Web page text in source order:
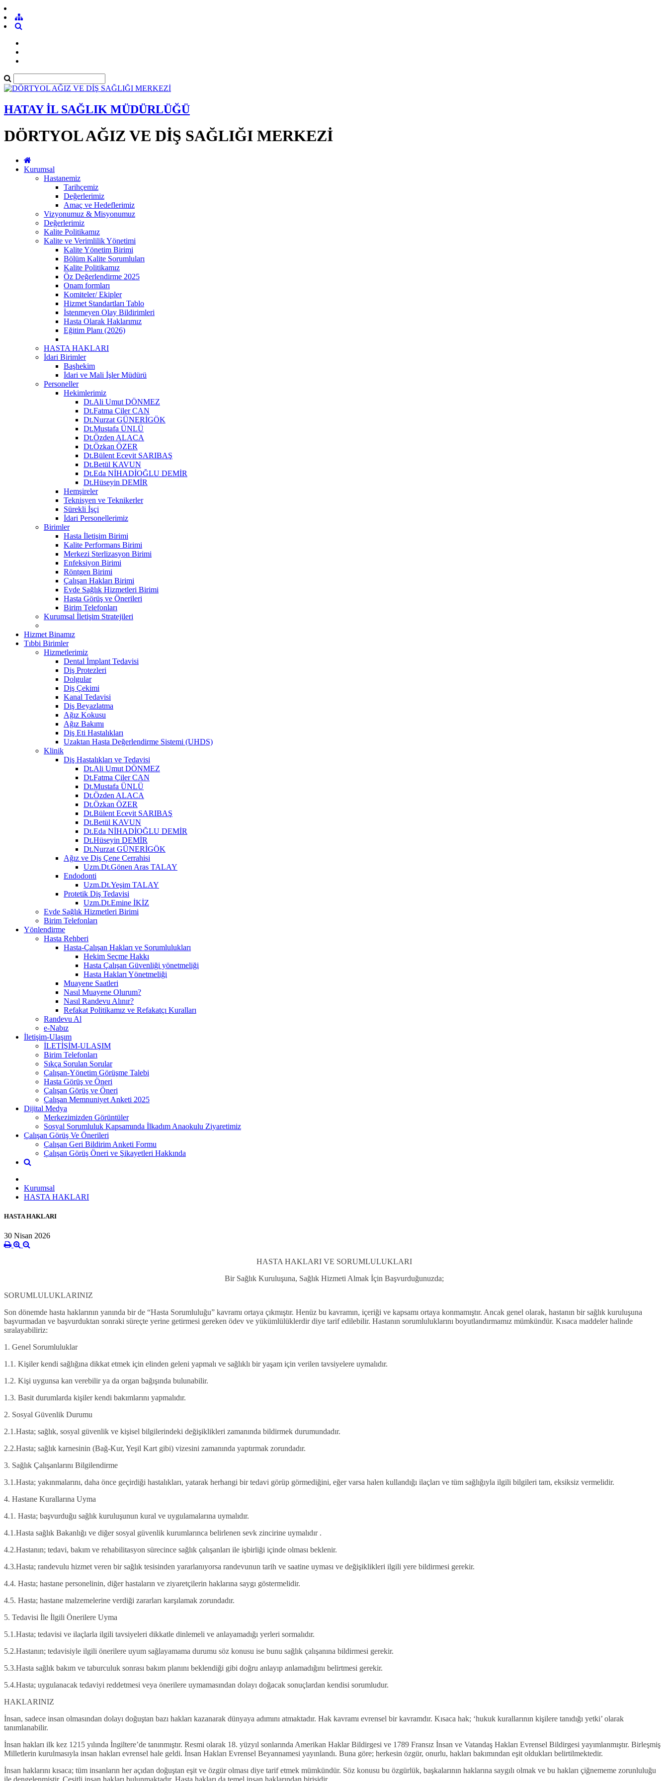
HATAY İL SAĞLIK MÜDÜRLÜĞÜ
DÖRTYOL AĞIZ VE DİŞ SAĞLIĞI MERKEZİ
Kurumsal
Hastanemiz
Tarihçemiz
Değerlerimiz
Amaç ve Hedeflerimiz
Vizyonumuz & Misyonumuz
Değerlerimiz
Kalite Politikamız
Kalite ve Verimlilik Yönetimi
Kalite Yönetim Birimi
Bölüm Kalite Sorumluları
Kalite Politikamız
Öz Değerlendirme 2025
Onam formları
Komiteler/ Ekipler
Hizmet Standartları Tablo
İstenmeyen Olay Bildirimleri
Hasta Olarak Haklarımız
Eğitim Planı (2026)
HASTA HAKLARI
İdari Birimler
Başhekim
İdari ve Mali İşler Müdürü
Personeller
Hekimlerimiz
Dt.Ali Umut DÖNMEZ
Dt.Fatma Çiler CAN
Dt.Nurzat GÜNERİGÖK
Dt.Mustafa ÜNLÜ
Dt.Özden ALACA
Dt.Özkan ÖZER
Dt.Bülent Ecevit SARIBAŞ
Dt.Betül KAVUN
Dt.Eda NİHADİOĞLU DEMİR
Dt.Hüseyin DEMİR
Hemşireler
Teknisyen ve Teknikerler
Sürekli İşçi
İdari Personellerimiz
Birimler
Hasta İletişim Birimi
Kalite Performans Birimi
Merkezi Sterlizasyon Birimi
Enfeksiyon Birimi
Röntgen Birimi
Çalışan Hakları Birimi
Evde Sağlık Hizmetleri Birimi
Hasta Görüş ve Önerileri
Birim Telefonları
Kurumsal İletişim Stratejileri
Hizmet Binamız
Tıbbi Birimler
Hizmetlerimiz
Dental İmplant Tedavisi
Diş Protezleri
Dolgular
Diş Çekimi
Kanal Tedavisi
Diş Beyazlatma
Ağız Kokusu
Ağız Bakımı
Diş Eti Hastalıkları
Uzaktan Hasta Değerlendirme Sistemi (UHDS)
Klinik
Diş Hastalıkları ve Tedavisi
Dt.Ali Umut DÖNMEZ
Dt.Fatma Çiler CAN
Dt.Mustafa ÜNLÜ
Dt.Özden ALACA
Dt.Özkan ÖZER
Dt.Bülent Ecevit SARIBAŞ
Dt.Betül KAVUN
Dt.Eda NİHADİOĞLU DEMİR
Dt.Hüseyin DEMİR
Dt.Nurzat GÜNERİGÖK
Ağız ve Diş Çene Cerrahisi
Uzm.Dt.Gönen Aras TALAY
Endodonti
Uzm.Dt.Yeşim TALAY
Protetik Diş Tedavisi
Uzm.Dt.Emine İKİZ
Evde Sağlık Hizmetleri Birimi
Birim Telefonları
Yönlendirme
Hasta Rehberi
Hasta-Çalışan Hakları ve Sorumlulukları
Hekim Seçme Hakkı
Hasta Çalışan Güvenliği yönetmeliği
Hasta Hakları Yönetmeliği
Muayene Saatleri
Nasıl Muayene Olurum?
Nasıl Randevu Alınır?
Refakat Politikamız ve Refakatçı Kuralları
Randevu Al
e-Nabız
İletişim-Ulaşım
İLETİŞİM-ULAŞIM
Birim Telefonları
Sıkça Sorulan Sorular
Çalışan-Yönetim Görüşme Talebi
Hasta Görüş ve Öneri
Çalışan Görüş ve Öneri
Çalışan Memnuniyet Anketi 2025
Dijital Medya
Merkezimizden Görüntüler
Sosyal Sorumluluk Kapsamında İlkadım Anaokulu Ziyaretimiz
Çalışan Görüş Ve Önerileri
Çalışan Geri Bildirim Anketi Formu
Çalışan Görüş Öneri ve Şikayetleri Hakkında
Kurumsal
HASTA HAKLARI
HASTA HAKLARI
30 Nisan 2026
HASTA HAKLARI VE SORUMLULUKLARI
Bir Sağlık Kuruluşuna, Sağlık Hizmeti Almak İçin Başvurduğunuzda;
SORUMLULUKLARINIZ
Son dönemde hasta haklarının yanında bir de “Hasta Sorumluluğu” kavramı ortaya çıkmıştır. Henüz bu kavramın, içeriği ve kapsamı ortaya konmamıştır. Ancak genel olarak, hastanın bir sağlık kuruluşuna
başvurmadan ve başvurduktan sonraki süreçte yerine getirmesi gereken ödev ve yükümlülüklerdir diye tarif edilebilir. Hastanın sorumluluklarını boyutlandırmamız mümkündür. Kısaca maddeler halinde
sıralayabiliriz:
1. Genel Sorumluluklar
1.1. Kişiler kendi sağlığına dikkat etmek için elinden geleni yapmalı ve sağlıklı bir yaşam için verilen tavsiyelere uymalıdır.
1.2. Kişi uygunsa kan verebilir ya da organ bağışında bulunabilir.
1.3. Basit durumlarda kişiler kendi bakımlarını yapmalıdır.
2. Sosyal Güvenlik Durumu
2.1.Hasta; sağlık, sosyal güvenlik ve kişisel bilgilerindeki değişiklikleri zamanında bildirmek durumundadır.
2.2.Hasta; sağlık karnesinin (Bağ-Kur, Yeşil Kart gibi) vizesini zamanında yaptırmak zorundadır.
3. Sağlık Çalışanlarını Bilgilendirme
3.1.Hasta; yakınmalarını, daha önce geçirdiği hastalıkları, yatarak herhangi bir tedavi görüp görmediğini, eğer varsa halen kullandığı ilaçları ve tüm sağlığıyla ilgili bilgileri tam, eksiksiz vermelidir.
4. Hastane Kurallarına Uyma
4.1. Hasta; başvurduğu sağlık kuruluşunun kural ve uygulamalarına uymalıdır.
4.1.Hasta sağlık Bakanlığı ve diğer sosyal güvenlik kurumlarınca belirlenen sevk zincirine uymalıdır .
4.2.Hastanın; tedavi, bakım ve rehabilitasyon sürecince sağlık çalışanları ile işbirliği içinde olması beklenir.
4.3.Hasta; randevulu hizmet veren bir sağlık tesisinden yararlanıyorsa randevunun tarih ve saatine uyması ve değişiklikleri ilgili yere bildirmesi gerekir.
4.4. Hasta; hastane personelinin, diğer hastaların ve ziyaretçilerin haklarına saygı göstermelidir.
4.5. Hasta; hastane malzemelerine verdiği zararları karşılamak zorundadır.
5. Tedavisi İle İlgili Önerilere Uyma
5.1.Hasta; tedavisi ve ilaçlarla ilgili tavsiyeleri dikkatle dinlemeli ve anlayamadığı yerleri sormalıdır.
5.2.Hastanın; tedavisiyle ilgili önerilere uyum sağlayamama durumu söz konusu ise bunu sağlık çalışanına bildirmesi gerekir.
5.3.Hasta sağlık bakım ve taburculuk sonrası bakım planını beklendiği gibi doğru anlayıp anlamadığını belirtmesi gerekir.
5.4.Hasta; uygulanacak tedaviyi reddetmesi veya önerilere uymamasından dolayı doğacak sonuçlardan kendisi sorumludur.
HAKLARINIZ
İnsan, sadece insan olmasından dolayı doğuştan bazı hakları kazanarak dünyaya adımını atmaktadır. Hak kavramı evrensel bir kavramdır. Kısaca hak; ‘hukuk kurallarının kişilere tanıdığı yetki’ olarak
tanımlanabilir.
İnsan hakları ilk kez 1215 yılında İngiltere’de tanınmıştır. Resmi olarak 18. yüzyıl sonlarında Amerikan Haklar Bildirgesi ve 1789 Fransız İnsan ve Vatandaş Hakları Evrensel Bildirgesi yayımlanmıştır. Birleşmiş
Milletlerin kurulmasıyla insan hakları evrensel hale geldi. İnsan Hakları Evrensel Beyannamesi yayınlandı. Buna göre; herkesin özgür, onurlu, hakları bakımından eşit oldukları belirtilmektedir.
İnsan haklarını kısaca; tüm insanların her açıdan doğuştan eşit ve özgür olması diye tarif etmek mümkündür. Söz konusu bu özgürlük, başkalarının haklarına saygılı olmak ve bu hakları çiğnememe zorunluluğu